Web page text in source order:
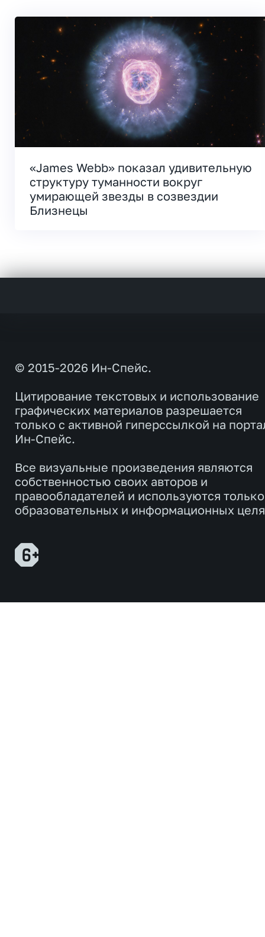
«James Webb» показал удивительную
структуру туманности вокруг
умирающей звезды в созвездии
Близнецы
© 2015-2026 Ин-Спейс.
Цитирование текстовых и использование
графических материалов разрешается
только с активной гиперссылкой на
Ин-Спейс.
Все визуальные произведения являются
собственностью своих авторов и
правообладателей и используются
образовательных и информационных